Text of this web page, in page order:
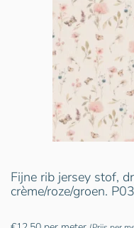
Fijne rib jersey stof,
crème/roze/groen.